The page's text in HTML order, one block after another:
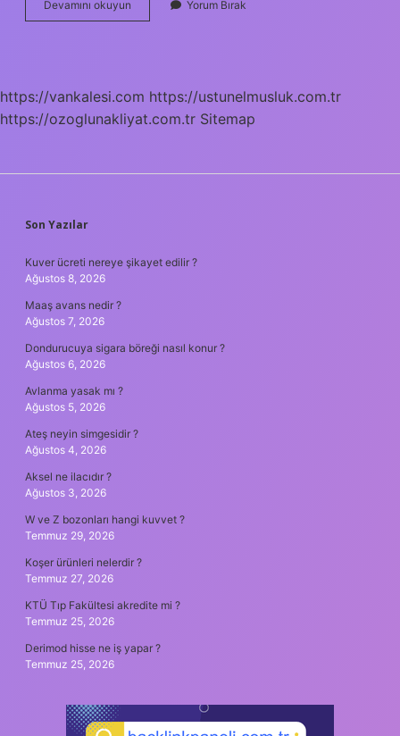
Devamını okuyun
Memuru
Yorum Bırak
https://vankalesi.com https://ustunelmusluk.com.tr
https://ozoglunakliyat.com.tr Sitemap
SIDEBAR
Son Yazılar
Kuver ücreti nereye şikayet edilir ?
Ağustos 8, 2026
Maaş avans nedir ?
Ağustos 7, 2026
Dondurucuya sigara böreği nasıl konur ?
Ağustos 6, 2026
Avlanma yasak mı ?
Ağustos 5, 2026
Ateş neyin simgesidir ?
Ağustos 4, 2026
Aksel ne ilacıdır ?
Ağustos 3, 2026
W ve Z bozonları hangi kuvvet ?
Temmuz 29, 2026
Koşer ürünleri nelerdir ?
Temmuz 27, 2026
KTÜ Tıp Fakültesi akredite mi ?
Temmuz 25, 2026
Derimod hisse ne iş yapar ?
Temmuz 25, 2026